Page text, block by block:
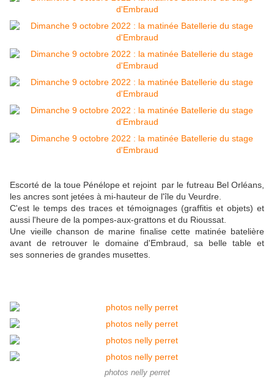
Escorté de la toue Pénélope et rejoint par le futreau Bel Orléans,
les ancres sont jetées à mi-hauteur de l'île du Veurdre.
C'est le temps des traces et témoignages (graffitis et objets) et
aussi l'heure de la pompes-aux-grattons et du Rioussat.
Une vieille chanson de marine finalise cette matinée batelière
avant de retrouver le domaine d'Embraud, sa belle table et
ses sonneries de grandes musettes.
photos nelly perret